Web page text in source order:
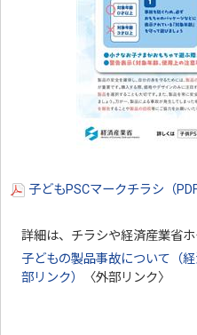
子どもPSCマークチラシ（
詳細は、チラシや経済産業省
子どもの製品事故について（
部リンク）
〈外部リンク〉